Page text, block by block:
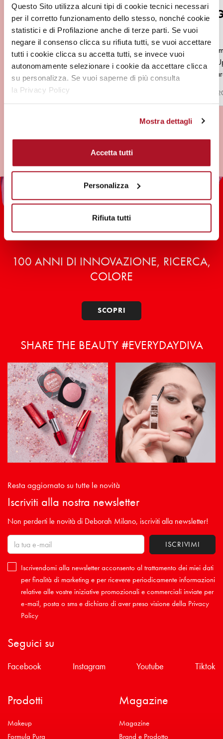
Questo Sito utilizza alcuni tipi di cookie tecnici necessari
per il corretto funzionamento dello stesso, nonché cookie
statistici e di Profilazione anche di terze parti. Se vuoi
negare il consenso clicca su rifiuta tutti, se vuoi accettare
tutti i cookie clicca su accetta tutti, se invece vuoi
autonomamente selezionare i cookie da accettare clicca
su personalizza. Se vuoi saperne di più consulta
la Privacy Policy
Mostra dettagli
Accetta tutti
Personalizza
Rifiuta tutti
NUOVE MATITE OCCHI E
LABBRA BIO – FORMULA
PURA
Deborah Milano ripropone le iconiche
MATITE FORMULA PURA occhi e labbra con
una nuovissima formulazione certificata da
CCPB Consorzio Controllo Prodotti Biologici)
25 Novembre 2022
Quali sono i
con i Make
Milano?
26 Settembre
100 ANNI DI INNOVAZIONE, RICERCA,
COLORE
SCOPRI
SHARE THE BEAUTY #EVERYDAYDIVA
Resta aggiornato su tutte le novità
Iscriviti alla nostra newsletter
Non perderti le novità di Deborah Milano, iscriviti alla newsletter!
Iscrivendomi alla newsletter acconsento al trattamento dei miei dati
per finalità di marketing e per ricevere periodicamente informazioni
relative alle vostre iniziative promozionali e commerciali inviate per
e-mail, posta o sms e dichiaro di aver preso visione della Privacy
Policy
Seguici su
Facebook Instagram Youtube Tiktok
Prodotti
Makeup
Formula Pura
Magazine
Magazine
Brand e Prodotto